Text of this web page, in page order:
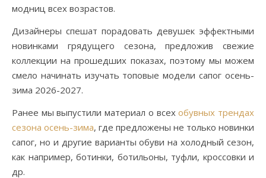
модниц всех возрастов.
Дизайнеры спешат порадовать девушек эффектными
новинками грядущего сезона, предложив свежие
коллекции на прошедших показах, поэтому мы можем
смело начинать изучать топовые модели сапог осень-
зима 2026-2027.
Ранее мы выпустили материал о всехобувных трендах
сезона осень-зима, где предложены не только новинки
сапог, но и другие варианты обуви на холодный сезон,
как например, ботинки, ботильоны, туфли, кроссовки и
др.